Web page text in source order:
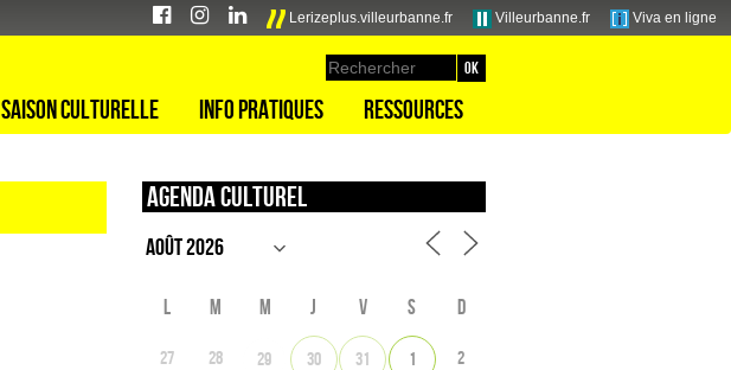
Lerizeplus.villeurbanne.fr Villeurbanne.fr Viva en ligne
Saison culturelle Info pratiques Ressources
Agenda culturel
L M M J V S D
27 28 29 30 31 1 2